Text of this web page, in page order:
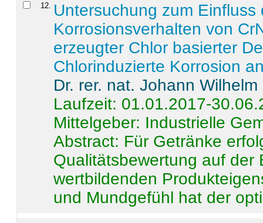
12
Untersuchung zum
Korrosionsverhalten von
erzeugter Chlor basierter
Chlorinduzierte Korrosion
Dr. rer. nat. Johann
Laufzeit: 01.01.2017-
Mittelgeber: Industrielle
Abstract: Für Getränke
Qualitätsbewertung auf der
wertbildenden
und Mundgefühl hat der